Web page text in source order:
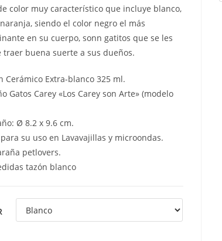
color muy característico que incluye blanco,
siendo el color negro el más
en su cuerpo, sonn gatitos que se les
traer buena suerte a sus dueños.
Cerámico Extra-blanco 325 ml.
Gatos Carey «Los Carey son Arte» (modelo
Ø 8.2 x 9.6 cm.
su uso en Lavavajillas y microondas.
petlovers.